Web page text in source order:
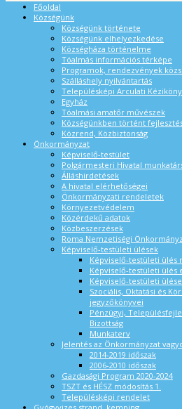
Főoldal
Községünk
Községünk története
Községünk elhelyezkedése
Községháza történelme
Tóalmás információs térképe
Programok, rendezvények
Szálláshely nyilvántartás
Településképi Arculati
Egyház
Tóalmási amatőr művészek
Községünkben történt
Közrend, Közbiztonság
Önkormányzat
Képviselő-testület
Polgármesteri Hivatal
Álláshirdetések
A hivatal elérhetőségei
Önkormányzati rendeletek
Környezetvédelem
Közérdekű adatok
Közbeszerzések
Roma Nemzetiségi
Képviselő-testületi ülések
Képviselő-testületi ülés
Képviselő-testületi ülés
Képviselő-testületi
Szociális, Oktatási és
jegyzőkönyvei
Pénzügyi,
Bizottság
Munkaterv
Jelentés az Önkormányzat
2014-2019 időszak
2006-2010 időszak
Gazdasági Program 2020-2024
TSZT és HÉSZ módosítás 1.
Településképi rendelet